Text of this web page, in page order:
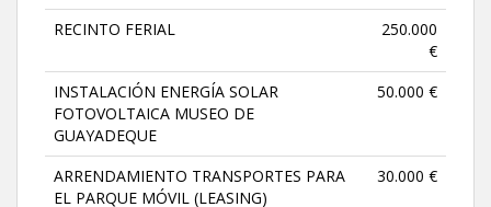
RECINTO FERIAL
250.000
€
INSTALACIÓN ENERGÍA SOLAR
FOTOVOLTAICA MUSEO DE
GUAYADEQUE
50.000 €
ARRENDAMIENTO TRANSPORTES PARA
EL PARQUE MÓVIL (LEASING)
30.000 €